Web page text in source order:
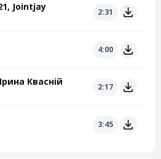
Jointjay 2:31
4:00
Квасній 2:17
3:45